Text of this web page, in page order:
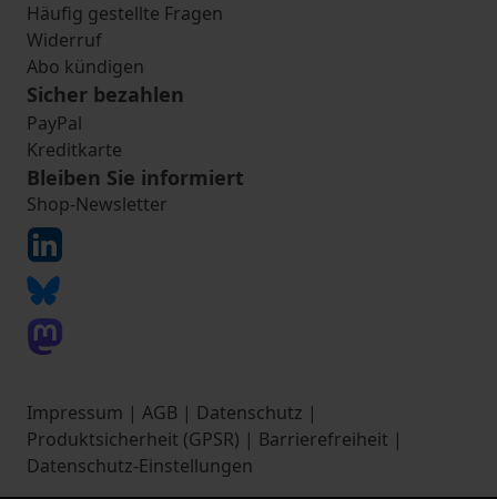
Häufig gestellte Fragen
Widerruf
Abo kündigen
Sicher bezahlen
PayPal
Kreditkarte
Bleiben Sie informiert
Shop-Newsletter
Impressum | AGB | Datenschutz |
Produktsicherheit (GPSR) | Barrierefreiheit |
Datenschutz-Einstellungen